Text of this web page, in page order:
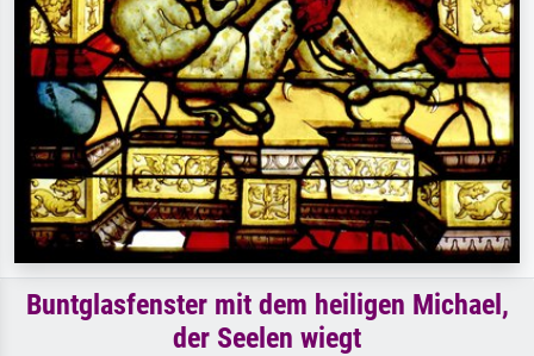
Buntglasfenster mit dem heiligen Michael,
der Seelen wiegt